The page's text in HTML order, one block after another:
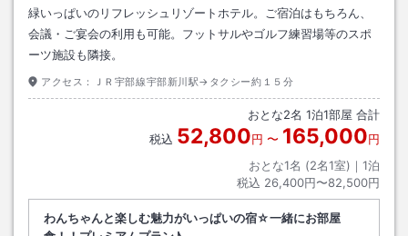
緑いっぱいのリフレッシュリゾートホテル。ご宿泊はもちろん、
会議・ご宴会の利用も可能。フットサルやゴルフ練習場等のスポ
ーツ施設も隣接。
アクセス： ＪＲ宇部線宇部新川駅→タクシー約１５分
おとな2名 1泊1部屋 合計
税込 52,800円 〜 165,000円
おとな1名 (2名1室)｜ 1泊
税込 26,400円〜82,500円
わんちゃんと楽しむ魅力がいっぱいの宿☆一緒にお部屋